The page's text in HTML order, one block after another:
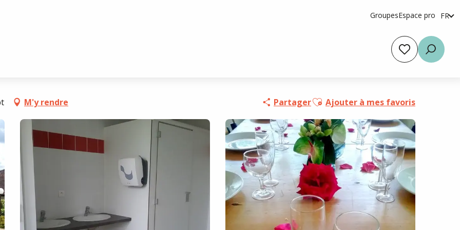
GroupesEspace pro FR
es
M'y rendre PartagerAjouter aux favoris
Ajouter à mes favoris